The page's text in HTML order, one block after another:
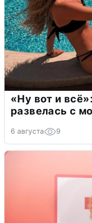
«Ну вот и
развелась с
6 августа 9